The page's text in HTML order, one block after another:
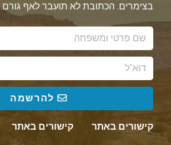
בצימרים. הכתובת לא תועבר לאף גורם.
להרשמה
קישורים באתר קישורים באתר